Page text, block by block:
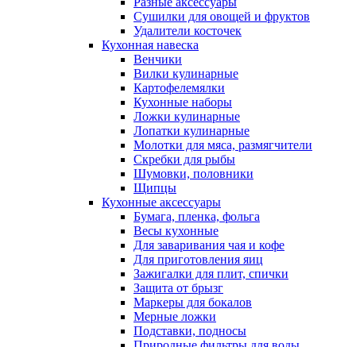
Сушилки для овощей и фруктов
Удалители косточек
Кухонная навеска
Венчики
Вилки кулинарные
Картофелемялки
Кухонные наборы
Ложки кулинарные
Лопатки кулинарные
Молотки для мяса, размягчители
Скребки для рыбы
Шумовки, половники
Щипцы
Кухонные аксессуары
Бумага, пленка, фольга
Весы кухонные
Для заваривания чая и кофе
Для приготовления яиц
Зажигалки для плит, спички
Защита от брызг
Маркеры для бокалов
Мерные ложки
Подставки, подносы